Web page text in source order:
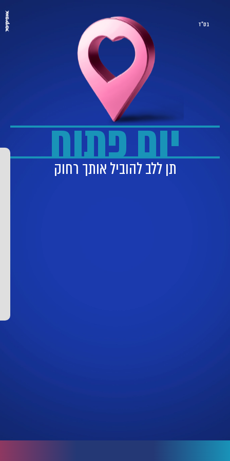
בס"ד
יום פתוח
תן ללב להוביל אותך רחוק